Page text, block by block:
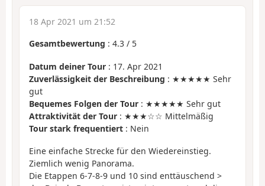
18 Apr 2021 um 21:52
Gesamtbewertung : 4.3 / 5
Datum deiner Tour : 17. Apr 2021
Zuverlässigkeit der Beschreibung : ★★★★★ Sehr
gut
Bequemes Folgen der Tour : ★★★★★ Sehr gut
Attraktivität der Tour : ★★★☆☆ Mittelmäßig
Tour stark frequentiert : Nein
Eine einfache Strecke für den Wiedereinstieg.
Ziemlich wenig Panorama.
Die Etappen 6-7-8-9 und 10 sind enttäuschend >